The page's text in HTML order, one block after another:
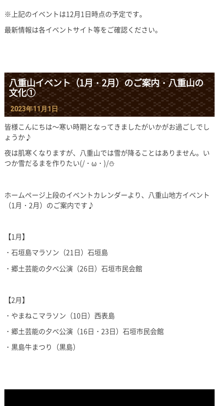
※上記のイベントは12月1日時点の予定です。
最新情報は各イベントサイト等をご確認ください。
八重山イベント（1月・2月）のご案内・八重山の
文化①
2023年11月1日
皆様こんにちは～寒い時期となってきましたがいかがお過ごしでし
ょうか♪
夜は肌寒くなりますが、八重山では雪が降ることはありません。い
つか雪だるまを作りたい(/・ω・)/⛄
ホームページ上段のイベントカレンダーより、八重山地方イベント
（1月・2月）のご案内です♪
【1月】
・石垣島マラソン（21日）石垣島
・郷土芸能の夕べ公演（26日）石垣市民会館
【2月】
・やまねこマラソン（10日）西表島
・郷土芸能の夕べ公演（16日・23日）石垣市民会館
・黒島牛まつり（黒島）